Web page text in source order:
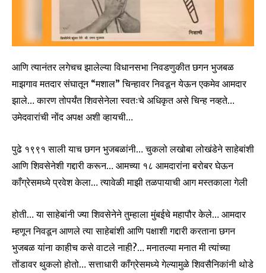
आणि त्यानंतर लगेचच झालेल्या विधानसभा निवडणुकीत छगन भुजबळ
माझगाव मतदार संघातून “मशाल” चिन्हावर निवडून येऊन एकमेव आमदार
झाले… कारण तोपर्यंत शिवसेनेला स्वतःचे अधिकृत असे चिन्ह नव्हते…
उमेदवारांची नोंद अपक्ष अशी व्हायची…
पुढे १९९१ साली याच छगन भुजबळांनी… चुकलो लखोबा लोखंडेने साहेबांशी
आणि शिवसेनेशी गद्दारी करून… आमच्या १८ आमदारांना बरोबर घेऊन
काँग्रेसमध्ये प्रवेश केला… त्यावेळी माझी तळपायाची आग मस्तकाला गेली
होती… या साहेबांनी ज्या शिवसेनेने तुम्हाला मुंबईचे महापौर केले… आमदार
म्हणून निवडून आणले त्या साहेबांशी आणि पक्षाशी गद्दारी करताना छगन
भुजबळ यांना काहीच कसे वाटले नाही?… मनातल्या मनात मी त्यांच्या
तोंडावर थुकलो होतो… सत्ताधारी काँग्रेसमध्ये गेल्यामुळे शिवसैनिकांनी थोडे